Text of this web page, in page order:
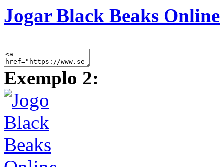
Jogar Black Beaks Online
Exemplo 2: